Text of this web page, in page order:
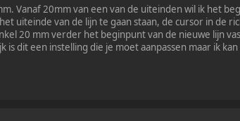
Vanaf 20mm van een van de uiteinden wil ik het
uiteinde van de lijn te gaan staan, de cursor in de
20 mm verder het beginpunt van de nieuwe lijn
is dit een instelling die je moet aanpassen maar ik